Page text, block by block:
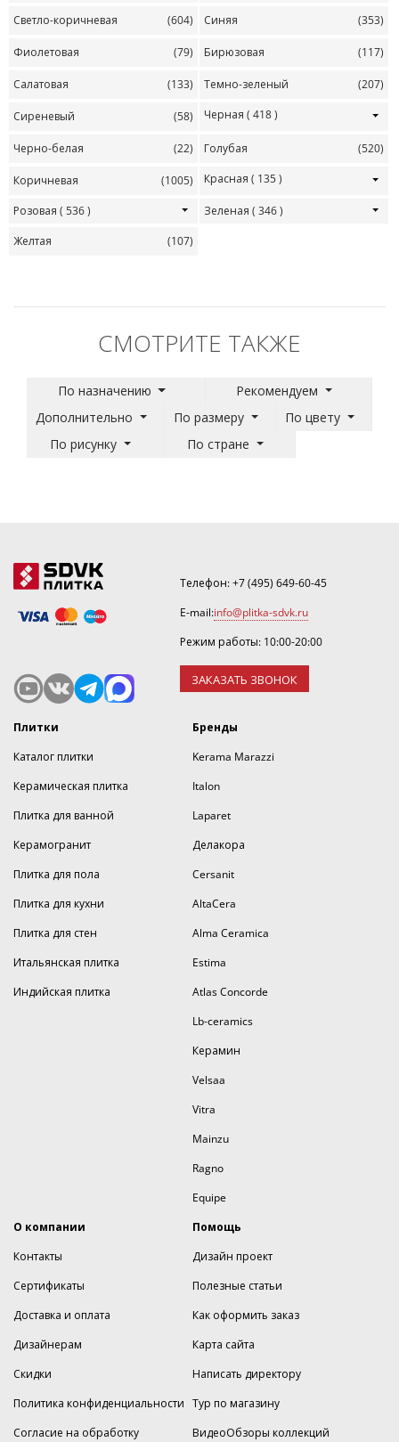
Светло-коричневая (604) Синяя (353)
Фиолетовая (79) Бирюзовая (117)
Салатовая (133) Темно-зеленый (207)
Сиреневый (58) Черная ( 418 )
Черно-белая (22) Голубая (520)
Коричневая (1005) Красная ( 135 )
Розовая ( 536 ) Зеленая ( 346 )
Желтая
(107)
СМОТРИТЕ ТАКЖЕ
По назначению
Рекомендуем
Дополнительно
По размеру
По цвету
По рисунку
По стране
Телефон:+7 (495) 649-60-45
E-mail:info@plitka-sdvk.ru
Режим работы: 10:00-20:00
ЗАКАЗАТЬ ЗВОНОК
Плитки
Каталог плитки
Керамическая плитка
Плитка для ванной
Керамогранит
Плитка для пола
Плитка для кухни
Плитка для стен
Итальянская плитка
Индийская плитка
Бренды
Kerama Marazzi
Italon
Laparet
Делакора
Cersanit
AltaCera
Alma Ceramica
Estima
Atlas Concorde
Lb-ceramics
Керамин
Velsaa
Vitra
Mainzu
Ragno
Equipe
О компании
Контакты
Сертификаты
Доставка и оплата
Дизайнерам
Скидки
Политика конфиденциальности
Согласие на обработку
Помощь
Дизайн проект
Полезные статьи
Как оформить заказ
Карта сайта
Написать директору
Тур по магазину
ВидеоОбзоры коллекций